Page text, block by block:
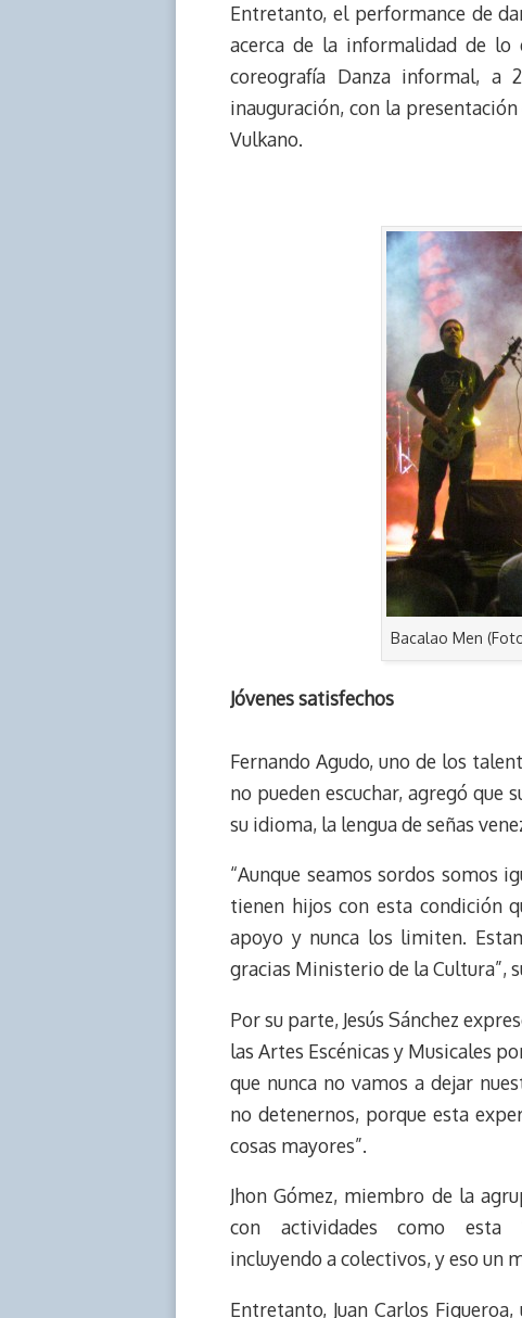
Entretanto, el performance de
acerca de la informalidad de lo
coreografía Danza informal, a
inauguración, con la
Vulkano.
Bacalao Men
Jóvenes satisfechos
Fernando Agudo, uno de los
no pueden escuchar, agregó
su idioma, la lengua de señas
“Aunque seamos sordos somos
tienen hijos con esta condición
apoyo y nunca los limiten.
gracias Ministerio de la Cultura”,
Por su parte, Jesús Sánchez
las Artes Escénicas y Musicales
que nunca no vamos a dejar
no detenernos, porque esta
cosas mayores”.
Jhon Gómez, miembro de la
con actividades como esta
incluyendo a colectivos, y eso un
Entretanto, Juan Carlos